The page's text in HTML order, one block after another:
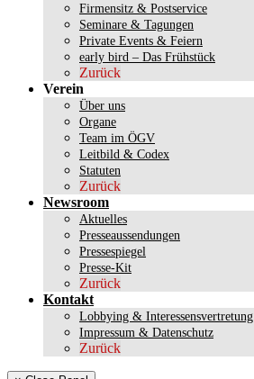
Firmensitz & Postservice
Seminare & Tagungen
Private Events & Feiern
early bird – Das Frühstück
Zurück
Verein
Über uns
Organe
Team im ÖGV
Leitbild & Codex
Statuten
Zurück
Newsroom
Aktuelles
Presseaussendungen
Pressespiegel
Presse-Kit
Zurück
Kontakt
Lobbying & Interessensvertretung
Impressum & Datenschutz
Zurück